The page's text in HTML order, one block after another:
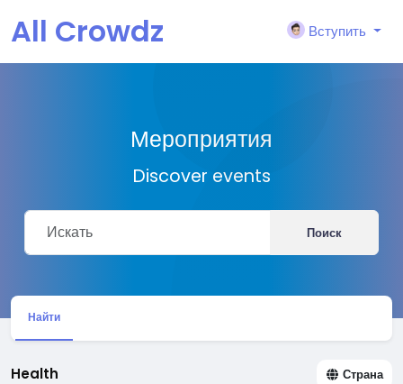
All Crowdz Вступить
Мероприятия
Discover events
Поиск
Найти
Health Страна